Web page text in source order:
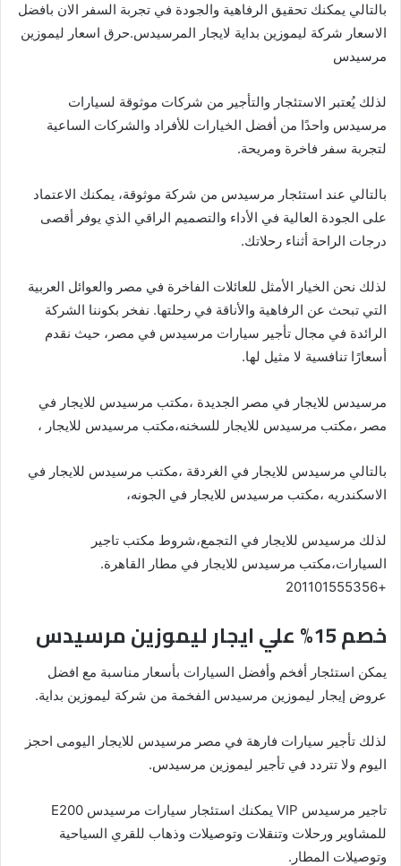
بالتالي يمكنك تحقيق الرفاهية والجودة في تجربة السفر الان بافضل
الاسعار شركة ليموزين بداية لايجار المرسيدس.حرق اسعار ليموزين
مرسيدس
لذلك يُعتبر الاستئجار والتأجير من شركات موثوقة لسيارات
مرسيدس واحدًا من أفضل الخيارات للأفراد والشركات الساعية
لتجربة سفر فاخرة ومريحة.
بالتالي عند استئجار مرسيدس من شركة موثوقة، يمكنك الاعتماد
على الجودة العالية في الأداء والتصميم الراقي الذي يوفر أقصى
درجات الراحة أثناء رحلاتك.
لذلك نحن الخيار الأمثل للعائلات الفاخرة في مصر والعوائل العربية
التي تبحث عن الرفاهية والأناقة في رحلتها. نفخر بكوننا الشركة
الرائدة في مجال تأجير سيارات مرسيدس في مصر، حيث نقدم
أسعارًا تنافسية لا مثيل لها.
مرسيدس للايجار في مصر الجديدة ،مكتب مرسيدس للايجار في
مصر ،مكتب مرسيدس للايجار للسخنه،مكتب مرسيدس للايجار ،
بالتالي مرسيدس للايجار في الغردقة ،مكتب مرسيدس للايجار في
الاسكندريه ،مكتب مرسيدس للايجار في الجونه،
لذلك مرسيدس للايجار في التجمع،شروط مكتب تاجير
السيارات،مكتب مرسيدس للايجار في مطار القاهرة.
+201101555356
خصم 15% علي ايجار ليموزين مرسيدس
يمكن استئجار أفخم وأفضل السيارات بأسعار مناسبة مع افضل
عروض إيجار ليموزين مرسيدس الفخمة من شركة ليموزين بداية.
لذلك تأجير سيارات فارهة في مصر مرسيدس للايجار اليومى احجز
اليوم ولا تتردد في تأجير ليموزين مرسيدس.
تاجير مرسيدس VIP يمكنك استئجار سيارات مرسيدس E200
للمشاوير ورحلات وتنقلات وتوصيلات وذهاب للقري السياحية
وتوصيلات المطار.